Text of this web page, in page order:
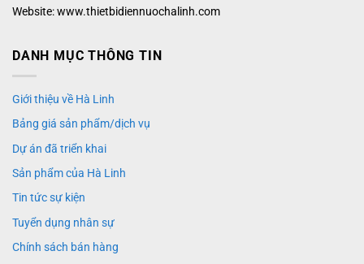
Website: www.thietbidiennuochalinh.com
DANH MỤC THÔNG TIN
Giới thiệu về Hà Linh
Bảng giá sản phẩm/dịch vụ
Dự án đã triển khai
Sản phẩm của Hà Linh
Tin tức sự kiện
Tuyển dụng nhân sự
Chính sách bán hàng